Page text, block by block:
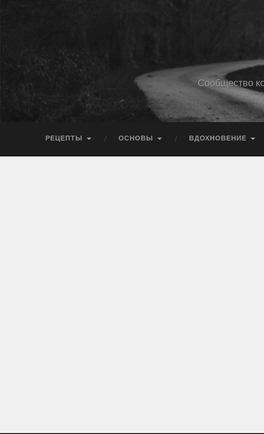
Сообщество
РЕЦЕПТЫ ОСНОВЫ ВДОХНОВЕНИЕ